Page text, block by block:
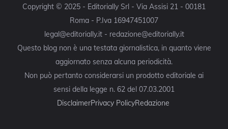
Copyright © 2025 - Editorially Srl - Via Assisi 21 - 00181
Roma - P.Iva 16947451007
legal@editorially.it - redazione@editorially.it
Questo blog non è una testata giornalistica, in quanto viene
aggiornato senza alcuna periodicità.
Non può pertanto considerarsi un prodotto editoriale ai
sensi della legge n. 62 del 07.03.2001
DisclaimerPrivacy PolicyRedazione